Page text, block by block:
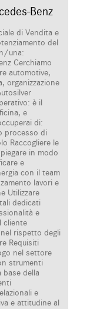
Benz
di Vendita e
del
una:
Cerchiamo
automotive,
organizzazione
è il
e
di:
processo di
Raccogliere le
in modo
e
con il team
lavori e
Utilizzare
dedicati
e
cliente
rispetto degli
Requisiti
nel settore
strumenti
base della
e
e attitudine al